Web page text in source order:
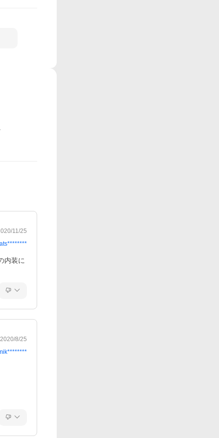
11/25
ats********
内装に
2020/8/25